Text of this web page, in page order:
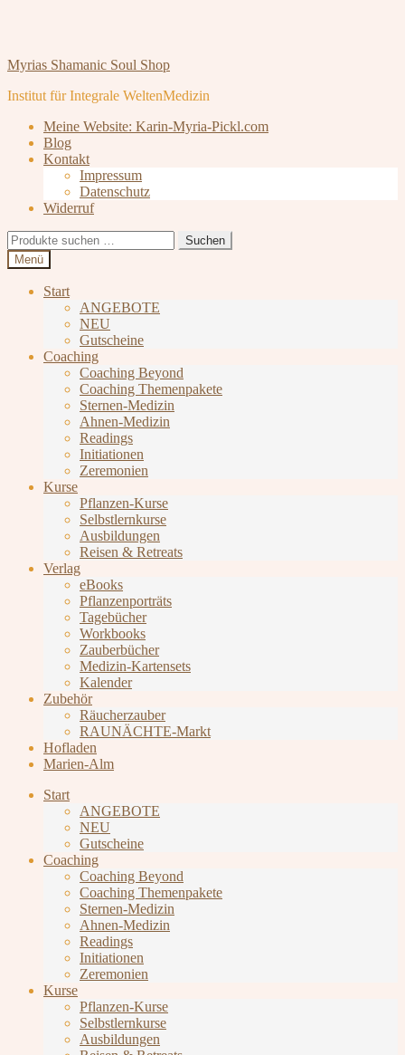
Zur
springen
Zum
springen
Myrias Shamanic Soul Shop
Institut für Integrale WeltenMedizin
Meine Website: Karin-Myria-Pickl.com
Blog
Kontakt
Impressum
Datenschutz
Widerruf
Suchen
nach:
Suchen
Menü
Start
ANGEBOTE
NEU
Gutscheine
Coaching
Coaching Beyond
Coaching Themenpakete
Sternen-Medizin
Ahnen-Medizin
Readings
Initiationen
Zeremonien
Kurse
Pflanzen-Kurse
Selbstlernkurse
Ausbildungen
Reisen & Retreats
Verlag
eBooks
Pflanzenporträts
Tagebücher
Workbooks
Zauberbücher
Medizin-Kartensets
Kalender
Zubehör
Räucherzauber
RAUNÄCHTE-Markt
Hofladen
Marien-Alm
Start
ANGEBOTE
NEU
Gutscheine
Coaching
Coaching Beyond
Coaching Themenpakete
Sternen-Medizin
Ahnen-Medizin
Readings
Initiationen
Zeremonien
Kurse
Pflanzen-Kurse
Selbstlernkurse
Ausbildungen